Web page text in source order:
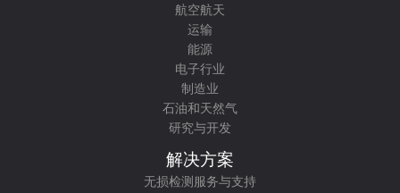
航空航天
运输
能源
电子行业
制造业
石油和天然气
研究与开发
解决方案
无损检测服务与支持